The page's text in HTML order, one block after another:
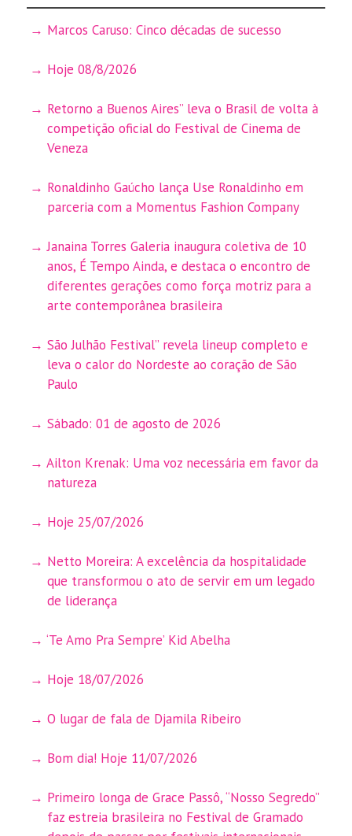
Marcos Caruso: Cinco décadas de sucesso
Hoje 08/8/2026
Retorno a Buenos Aires” leva o Brasil de volta à
competição oficial do Festival de Cinema de
Veneza
Ronaldinho Gaúcho lança Use Ronaldinho em
parceria com a Momentus Fashion Company
Janaina Torres Galeria inaugura coletiva de 10
anos, É Tempo Ainda, e destaca o encontro de
diferentes gerações como força motriz para a
arte contemporânea brasileira
São Julhão Festival” revela lineup completo e
leva o calor do Nordeste ao coração de São
Paulo
Sábado: 01 de agosto de 2026
Ailton Krenak: Uma voz necessária em favor da
natureza
Hoje 25/07/2026
Netto Moreira: A excelência da hospitalidade
que transformou o ato de servir em um legado
de liderança
‘Te Amo Pra Sempre’ Kid Abelha
Hoje 18/07/2026
O lugar de fala de Djamila Ribeiro
Bom dia! Hoje 11/07/2026
Primeiro longa de Grace Passô, “Nosso Segredo”
faz estreia brasileira no Festival de Gramado